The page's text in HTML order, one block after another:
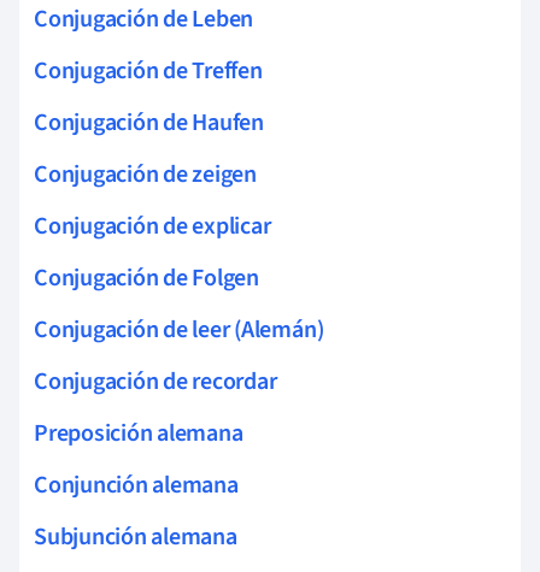
Conjugación de Leben
Conjugación de Treffen
Conjugación de Haufen
Conjugación de zeigen
Conjugación de explicar
Conjugación de Folgen
Conjugación de leer (Alemán)
Conjugación de recordar
Preposición alemana
Conjunción alemana
Subjunción alemana